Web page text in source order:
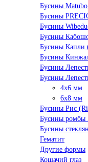
Бусины
Бусины
Бусины
Бусины
Бусины Капли
Бусины
Бусины
Бусины
4x6 мм
6x8 мм
Бусины Рис
Бусины ромбы
Бусины
Гематит
Другие формы
Кошачий глаз